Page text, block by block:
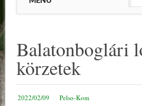
Balatonboglári
körzetek
2022/02/09 Pelso-Kom